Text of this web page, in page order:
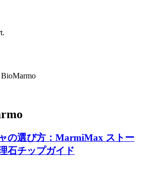
BioMarmo
の選び方：MarmiMax ストー
石チップガイド